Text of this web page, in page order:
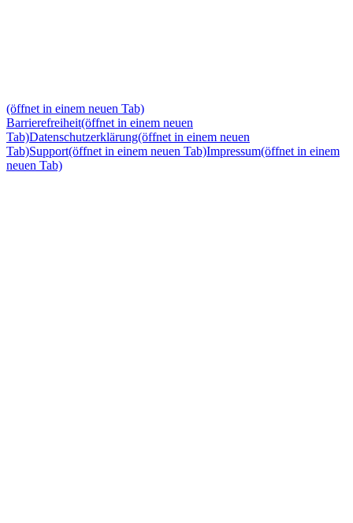
(öffnet in einem neuen Tab)
Barrierefreiheit(öffnet in einem neuen
Tab)Datenschutzerklärung(öffnet in einem neuen
Tab)Support(öffnet in einem neuen Tab)Impressum(öffnet in einem
neuen Tab)